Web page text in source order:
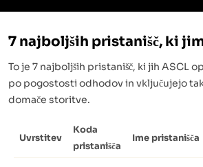
7 najboljših pristanišč, ki
To je 7 najboljših pristanišč, ki jih ASCL
po pogostosti odhodov in vključujejo
domače storitve.
Uvrstitev
Koda
pristanišča
Ime pristanišča